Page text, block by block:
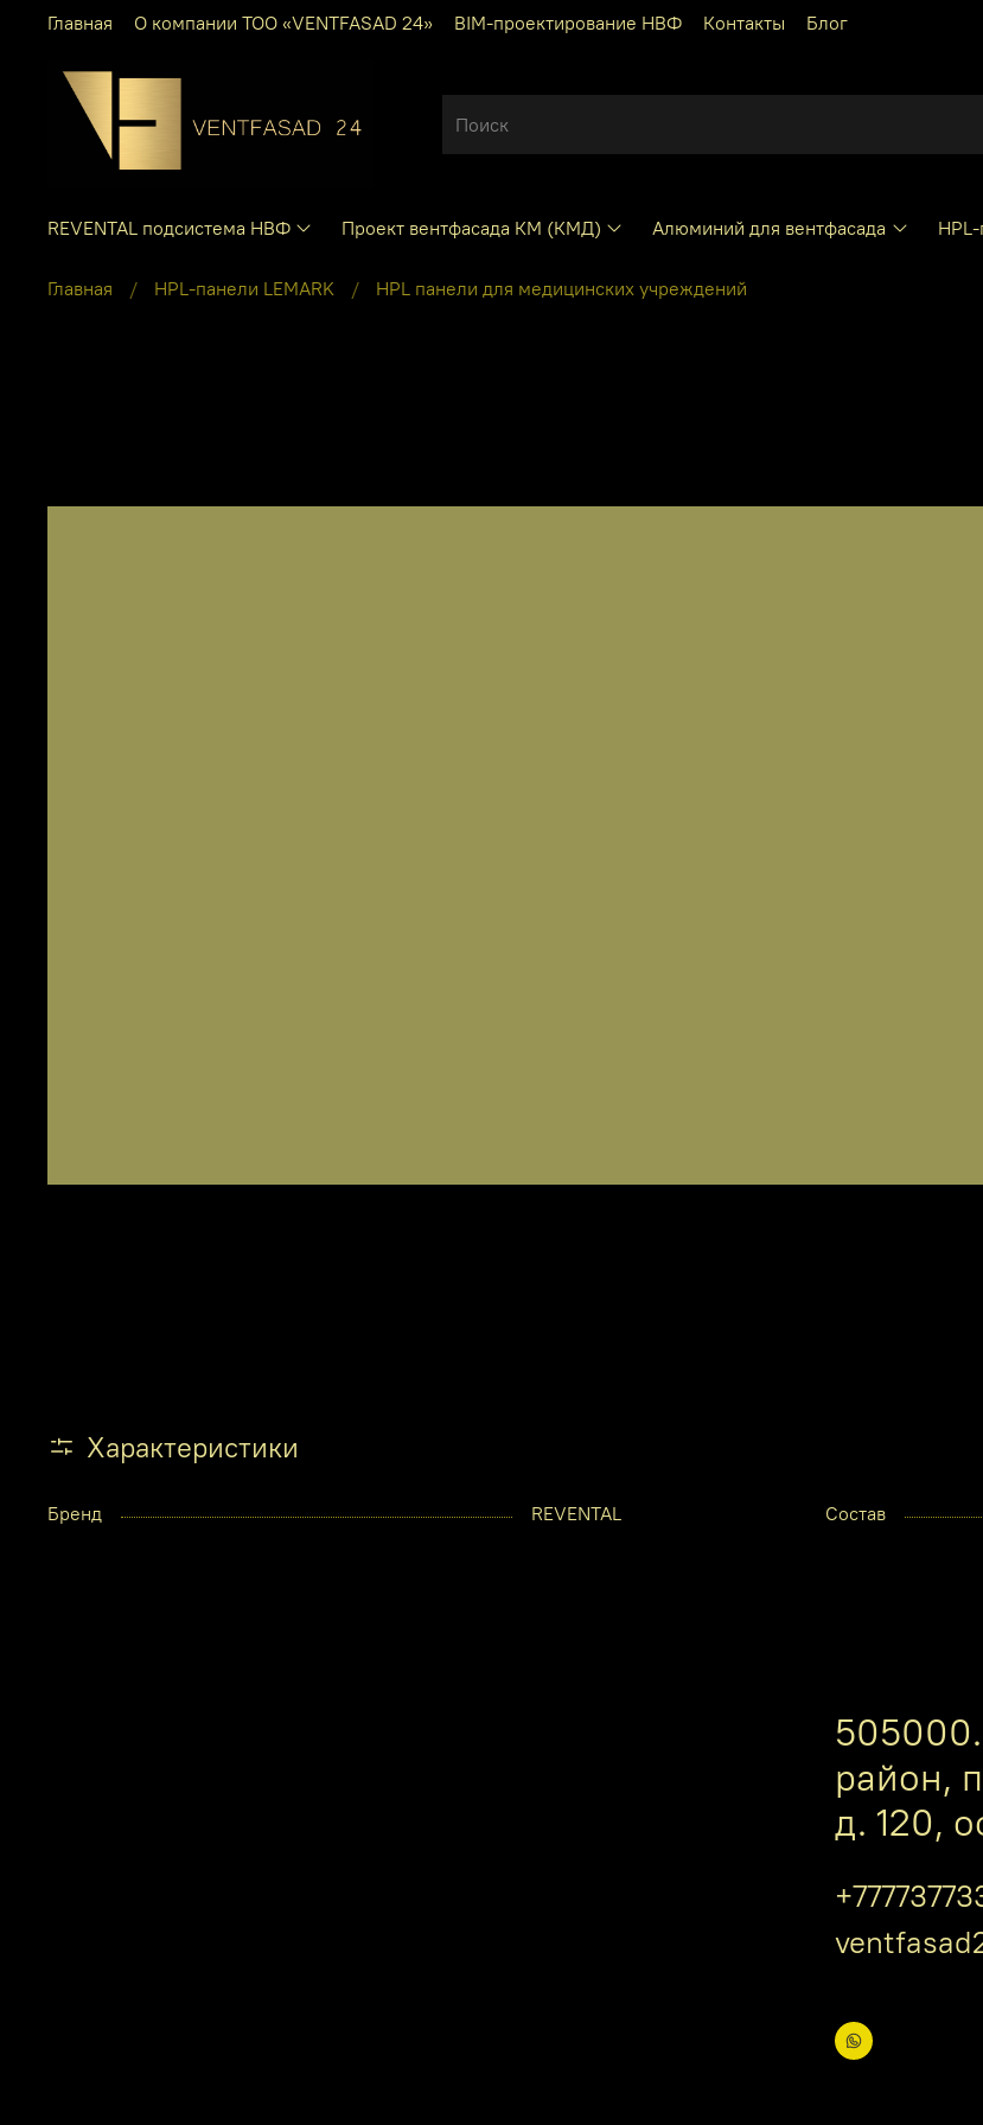
Главная О компании ТОО «VENTFASAD 24» BIM-проектирование НВФ Контакты Блог
REVENTAL подсистема НВФ Проект вентфасада КМ (КМД) Алюминий для вентфасада
Главная HPL-панели LEMARK HPL панели для медицинских учреждений
Характеристики
Бренд REVENTAL Состав
район,
д. 120,